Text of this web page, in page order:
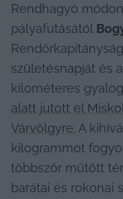
Rendhagyó
pályafutásától
születésnapját és
kilométeres
alatt jutott el
Várvölgyre. A
kilogrammot
többször műtött
barátai és rokonai